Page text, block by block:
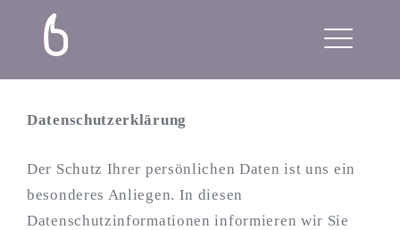
frau bilgeri
Datenschutzerklärung
Der Schutz Ihrer persönlichen Daten ist uns ein
besonderes Anliegen. In diesen
Datenschutzinformationen informieren wir Sie